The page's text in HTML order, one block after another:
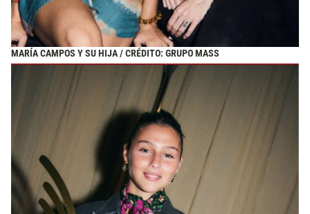
MARÍA CAMPOS Y SU HIJA / CRÉDITO: GRUPO MASS